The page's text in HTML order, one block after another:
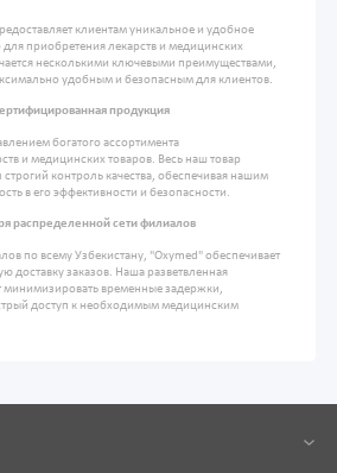
клиентам уникальное и удобное
для приобретения лекарств и медицинских
несколькими ключевыми преимуществами,
удобным и безопасным для клиентов.
продукция
богатого ассортимента
и медицинских товаров. Весь наш товар
контроль качества, обеспечивая нашим
в его эффективности и безопасности.
распределенной сети филиалов
по всему Узбекистану, "Oxymed" обеспечивает
доставку заказов. Наша разветвленная
минимизировать временные задержки,
доступ к необходимым медицинским